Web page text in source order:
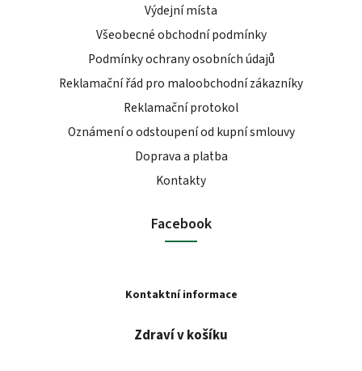
Výdejní místa
Všeobecné obchodní podmínky
Podmínky ochrany osobních údajů
Reklamační řád pro maloobchodní zákazníky
Reklamační protokol
Oznámení o odstoupení od kupní smlouvy
Doprava a platba
Kontakty
Facebook
Kontaktní informace
Zdraví v košíku